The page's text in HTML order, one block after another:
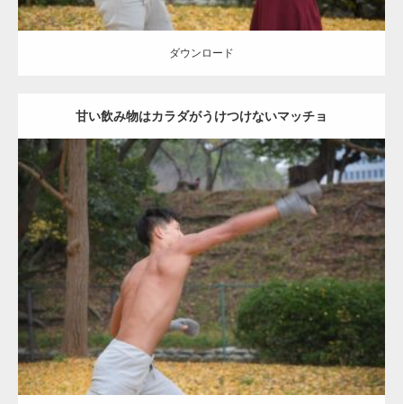
ダウンロード
甘い飲み物はカラダがうけつけないマッチョ
Update:2021.07.8
Category: 公園のマッチョ その他 AKIHITO(細マッチョ) 背中
ダウンロード